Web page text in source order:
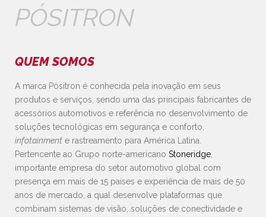
PÓSITRON
QUEM SOMOS
A marca Pósitron é conhecida pela inovação em seus
produtos e serviços, sendo uma das principais fabricantes de
acessórios automotivos e referência no desenvolvimento de
soluções tecnológicas em segurança e conforto,
infotainment e rastreamento para América Latina.
Pertencente ao Grupo norte-americano Stoneridge
importante empresa do setor automotivo global com
presença em mais de 15 países e experiência de mais de 50
anos de mercado, a qual desenvolve plataformas que
combinam sistemas de visão, soluções de conectividade e